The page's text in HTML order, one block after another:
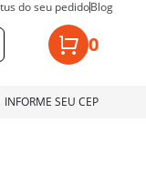
do seu pedidoBlog
0
INFORME SEU CEP